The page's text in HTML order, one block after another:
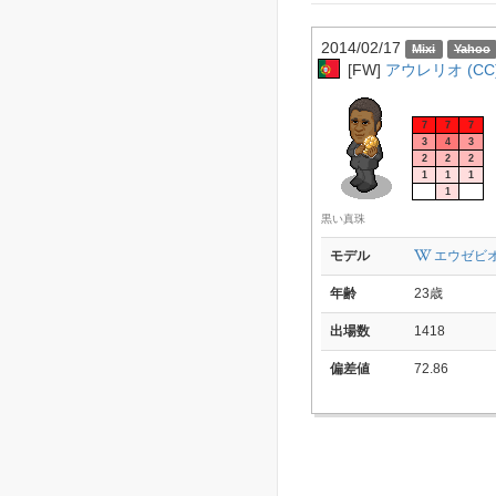
2014/02/17
[FW] アウレリオ
7 7
7
3
4
3
2
2
2
1
1
1
1
黒い真珠
モデル エウゼビ
年齢 23歳
出場数 1418
偏差値 72.86